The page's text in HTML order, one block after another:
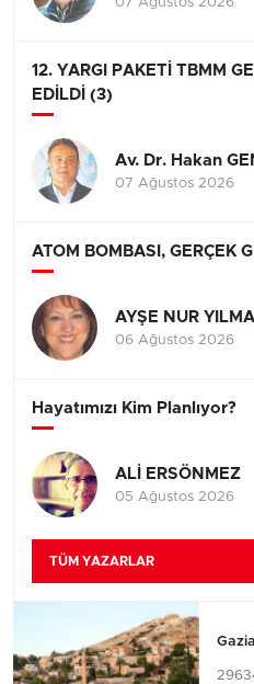
12. YARGI PAKETİ TBMM
EDİLDİ (3)
Av. Dr. Hakan
07 Ağustos 2026
ATOM BOMBASI, GERÇEK
AYŞE NUR
06 Ağustos 2026
Hayatımızı Kim Planlıyor?
ALİ ERSÖNMEZ
05 Ağustos 2026
TÜM YAZARLAR